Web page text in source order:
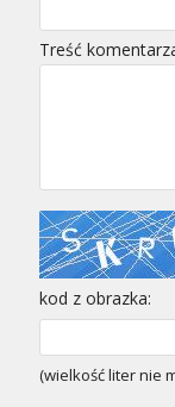
Treść
kod z obrazka:
(wielkość liter nie